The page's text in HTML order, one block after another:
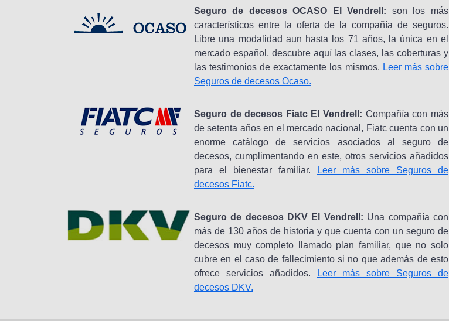
Seguro de decesos OCASO El Vendrell: son los más
característicos entre la oferta de la compañía de seguros.
Libre una modalidad aun hasta los 71 años, la única en el
mercado español, descubre aquí las clases, las coberturas y
las testimonios de exactamente los mismos. Leer más sobre
Seguros de decesos Ocaso.
Seguro de decesos Fiatc El Vendrell: Compañía con más
de setenta años en el mercado nacional, Fiatc cuenta con un
enorme catálogo de servicios asociados al seguro de
decesos, cumplimentando en este, otros servicios añadidos
para el bienestar familiar.
Leer más sobre Seguros de
decesos Fiatc.
Seguro de decesos DKV El Vendrell: Una compañía con
más de 130 años de historia y que cuenta con un seguro de
decesos muy completo llamado plan familiar, que no solo
cubre en el caso de fallecimiento si no que además de esto
ofrece servicios añadidos.
Leer más sobre Seguros de
decesos DKV.